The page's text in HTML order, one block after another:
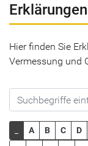
Hier finden Sie
Vermessung und
A B C D